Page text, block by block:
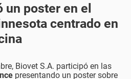
poster en el
centrado en
Biovet S.A. participó en las
presentando un poster sobre